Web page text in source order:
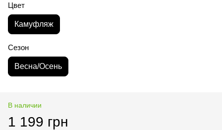
Цвет
Камуфляж
Сезон
Весна/Осень
В наличии
1 199 грн